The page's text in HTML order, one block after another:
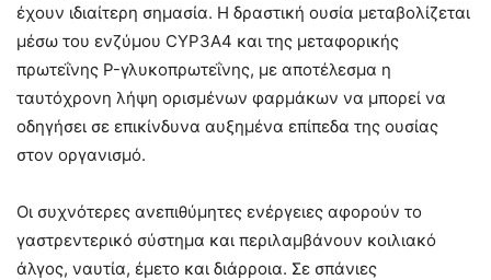
έχουν ιδιαίτερη σημασία. Η δραστική ουσία μεταβολίζεται
μέσω του ενζύμου CYP3A4 και της μεταφορικής
πρωτεΐνης P-γλυκοπρωτεΐνης, με αποτέλεσμα η
ταυτόχρονη λήψη ορισμένων φαρμάκων να μπορεί να
οδηγήσει σε επικίνδυνα αυξημένα επίπεδα της ουσίας
στον οργανισμό.
Οι συχνότερες ανεπιθύμητες ενέργειες αφορούν το
γαστρεντερικό σύστημα και περιλαμβάνουν κοιλιακό
άλγος, ναυτία, έμετο και διάρροια. Σε σπάνιες